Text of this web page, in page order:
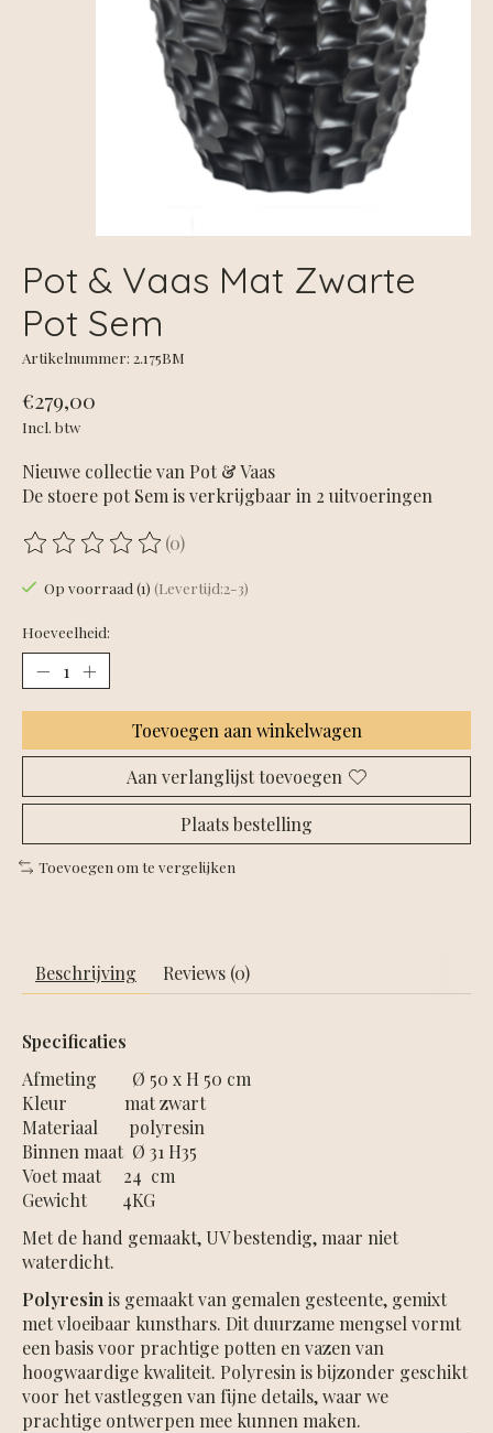
Pot & Vaas Mat Zwarte
Pot Sem
Artikelnummer: 2.175BM
€279,00
Incl. btw
Nieuwe collectie van Pot & Vaas
De stoere pot Sem is verkrijgbaar in 2 uitvoeringen
De beoordeling van dit product is
(0)
Op voorraad (1) (Levertijd:2-3)
Hoeveelheid:
Toevoegen aan winkelwagen
Aan verlanglijst toevoegen
Plaats bestelling
Toevoegen om te vergelijken
Beschrijving Reviews (0)
Specificaties
Afmeting Ø 50 x H 50 cm
Kleur mat zwart
Materiaal polyresin
Binnen maat Ø 31 H35
Voet maat 24 cm
Gewicht 4KG
Met de hand gemaakt, UV bestendig, maar niet
waterdicht.
Polyresin is gemaakt van gemalen gesteente, gemixt
met vloeibaar kunsthars. Dit duurzame mengsel vormt
een basis voor prachtige potten en vazen van
hoogwaardige kwaliteit. Polyresin is bijzonder geschikt
voor het vastleggen van fijne details, waar we
prachtige ontwerpen mee kunnen maken.